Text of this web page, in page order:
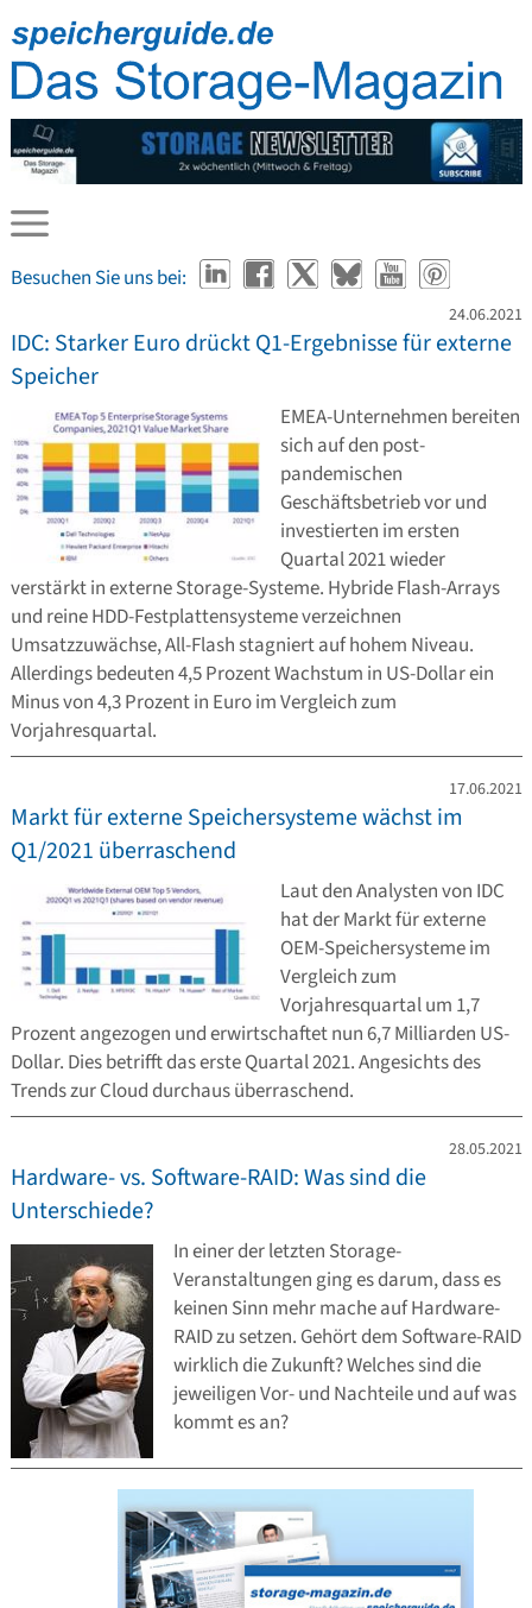
Besuchen Sie uns bei:
24.06.2021
IDC: Starker Euro drückt Q1-Ergebnisse für externe
Speicher
EMEA-Unternehmen bereiten
sich auf den post-
pandemischen
Geschäftsbetrieb vor und
investierten im ersten
Quartal 2021 wieder
verstärkt in externe Storage-Systeme. Hybride Flash-Arrays
und reine HDD-Festplattensysteme verzeichnen
Umsatzzuwächse, All-Flash stagniert auf hohem Niveau.
Allerdings bedeuten 4,5 Prozent Wachstum in US-Dollar ein
Minus von 4,3 Prozent in Euro im Vergleich zum
Vorjahresquartal.
17.06.2021
Markt für externe Speichersysteme wächst im
Q1/2021 überraschend
Laut den Analysten von IDC
hat der Markt für externe
OEM-Speichersysteme im
Vergleich zum
Vorjahresquartal um 1,7
Prozent angezogen und erwirtschaftet nun 6,7 Milliarden US-
Dollar. Dies betrifft das erste Quartal 2021. Angesichts des
Trends zur Cloud durchaus überraschend.
28.05.2021
Hardware- vs. Software-RAID: Was sind die
Unterschiede?
In einer der letzten Storage-
Veranstaltungen ging es darum, dass es
keinen Sinn mehr mache auf Hardware-
RAID zu setzen. Gehört dem Software-RAID
wirklich die Zukunft? Welches sind die
jeweiligen Vor- und Nachteile und auf was
kommt es an?